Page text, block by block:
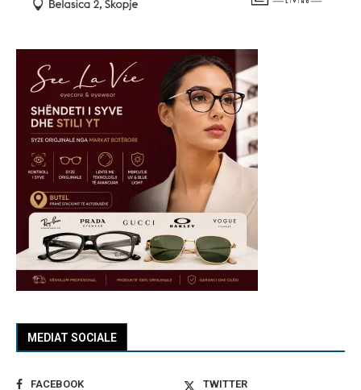
MEDIAT SOCIALE
FACEBOOK
TWITTER